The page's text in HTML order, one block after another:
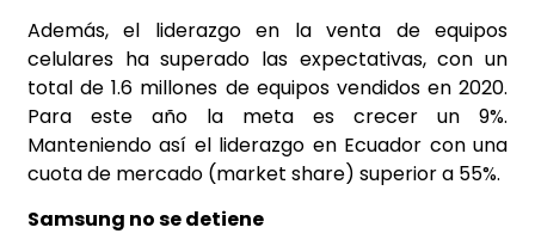
Además, el liderazgo en la venta de equipos
celulares ha superado las expectativas, con un
total de 1.6 millones de equipos vendidos en 2020.
Para este año la meta es crecer un 9%.
Manteniendo así el liderazgo en Ecuador con una
cuota de mercado (market share) superior a 55%.
Samsung no se detiene